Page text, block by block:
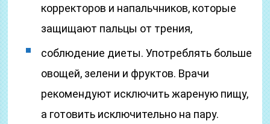
корректоров и напальчников, которые
защищают пальцы от трения,
соблюдение диеты. Употреблять больше
овощей, зелени и фруктов. Врачи
рекомендуют исключить жареную пищу,
а готовить исключительно на пару.